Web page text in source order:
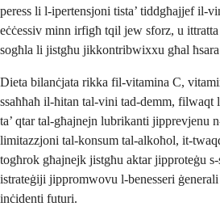
peress li l-ipertensjoni tista’ tiddgħajjef il-
eċċessiv minn irfigħ tqil jew sforz, u
sogħla li jistgħu jikkontribwixxu għal
Dieta bilanċjata rikka fil-vitamina C,
ssaħħaħ il-ħitan tal-vini tad-demm, filwaqt
ta’ qtar tal-għajnejn lubrikanti jipprevjenu
limitazzjoni tal-konsum tal-alkoħol, it-
togħrok għajnejk jistgħu aktar jipproteġu
istrateġiji jippromwovu l-benesseri
inċidenti futuri.